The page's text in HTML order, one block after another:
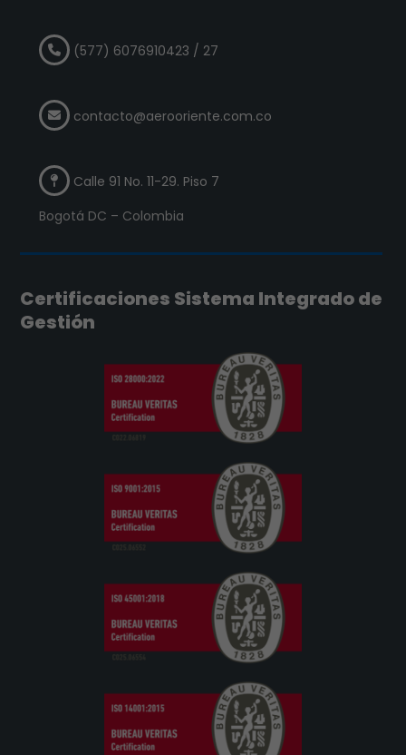
(577) 6076910423 / 27
contacto@aerooriente.com.co
Calle 91 No. 11-29. Piso 7
Bogotá DC – Colombia
Certificaciones Sistema Integrado de
Gestión